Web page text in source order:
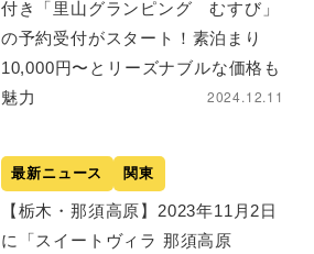
付き「里山グランピング むすび」
の予約受付がスタート！素泊まり
10,000円〜とリーズナブルな価格も
魅力
2024.12.11
最新ニュース 関東
【栃木・那須高原】2023年11月2日
に「スイートヴィラ 那須高原